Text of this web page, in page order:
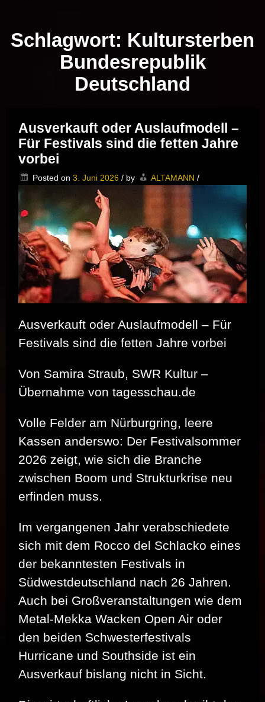
Schlagwort: Kultursterben
Bundesrepublik
Deutschland
Ausverkauft oder Auslaufmodell –
Für Festivals sind die fetten Jahre
vorbei
Posted on 3. Juni 2026 / by ALTAMANN /
Ausverkauft oder Auslaufmodell – Für
Festivals sind die fetten Jahre vorbei
Von Samira Straub, SWR Kultur –
Übernahme von tagesschau.de
Volle Felder am Nürburgring, leere
Kassen anderswo: Der Festivalsommer
2026 zeigt, wie sich die Branche
zwischen Boom und Strukturkrise neu
erfinden muss.
Im vergangenen Jahr verabschiedete
sich mit dem Rocco del Schlacko eines
der bekanntesten Festivals in
Südwestdeutschland nach 26 Jahren.
Auch bei Großveranstaltungen wie dem
Metal-Mekka Wacken Open Air oder
den beiden Schwesterfestivals
Hurricane und Southside ist ein
Ausverkauf bislang nicht in Sicht.